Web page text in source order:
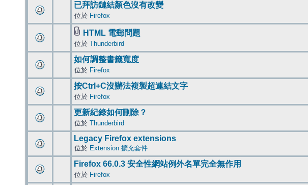
已拜訪鏈結顏色沒有改變
位於 Firefox
HTML 電郵問題
位於 Thunderbird
如何調整書籤寬度
位於 Firefox
按Ctrl+C沒辦法複製超連結文字
位於 Firefox
更新紀錄如何刪除？
位於 Thunderbird
Legacy Firefox extensions
位於 Extension 擴充套件
Firefox 66.0.3 安全性網站例外名單完全無作用
位於 Firefox